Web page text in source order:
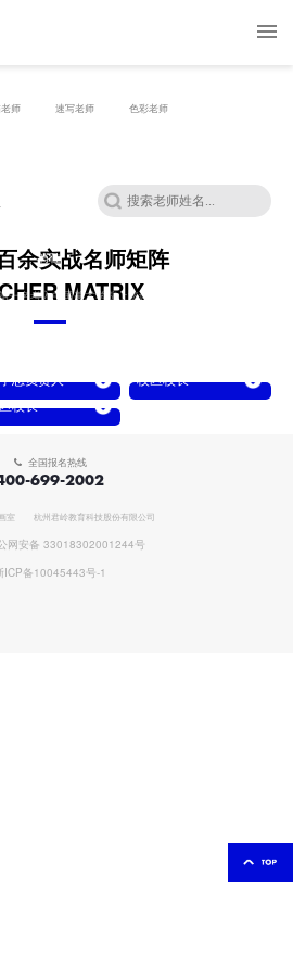
塔岭青铜战马奖
肖佳
一名考入中国美术学院上海设计学院
师 速写老师 色彩老师
余实战名师矩阵
MATRIX
佳
总负责人
万友良
校区校长
海刚
校长
全国报名热线
699-2002
室 杭州君岭教育科技股份有限公司
网安备 33018302001244号
ICP备10045443号-1